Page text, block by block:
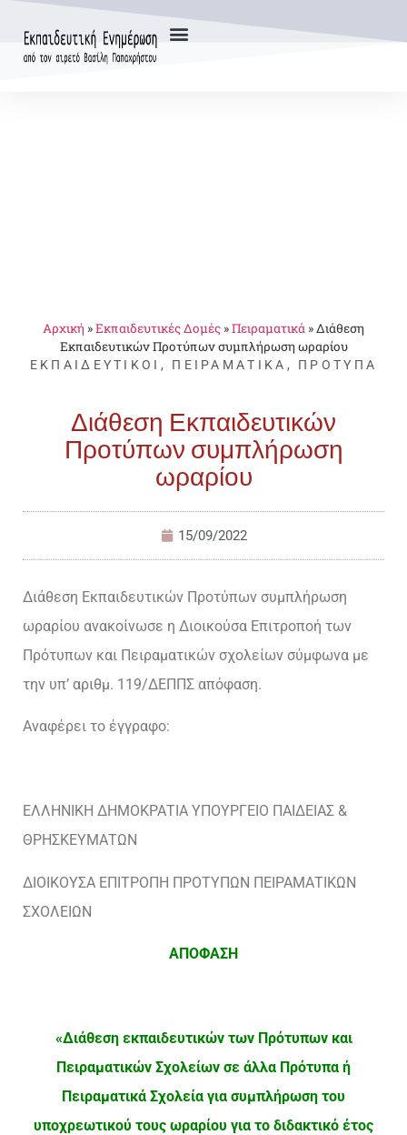
Αρχική »Εκπαιδευτικές Δομές »Πειραματικά »Διάθεση
Εκπαιδευτικών Προτύπων συμπλήρωση ωραρίου
ΕΚΠΑΙΔΕΥΤΙΚΟΊ , ΠΕΙΡΑΜΑΤΙΚΆ , ΠΡΌΤΥΠΑ
Διάθεση Εκπαιδευτικών
Προτύπων συμπλήρωση
ωραρίου
15/09/2022
Διάθεση Εκπαιδευτικών Προτύπων συμπλήρωση
ωραρίου ανακοίνωσε η Διοικούσα Επιτροποή των
Πρότυπων και Πειραματικών σχολείων σύμφωνα με
την υπ’ αριθμ. 119/ΔΕΠΠΣ απόφαση.
Αναφέρει το έγγραφο:
ΕΛΛΗΝΙΚΗ ΔΗΜΟΚΡΑΤΙΑ ΥΠΟΥΡΓΕΙΟ ΠΑΙΔΕΙΑΣ &
ΘΡΗΣΚΕΥΜΑΤΩΝ
ΔΙΟΙΚΟΥΣΑ ΕΠΙΤΡΟΠΗ ΠΡΟΤΥΠΩΝ ΠΕΙΡΑΜΑΤΙΚΩΝ
ΣΧΟΛΕΙΩΝ
ΑΠΟΦΑΣΗ
«Διάθεση εκπαιδευτικών των Πρότυπων και
Πειραματικών Σχολείων σε άλλα Πρότυπα ή
Πειραματικά Σχολεία για συμπλήρωση του
υποχρεωτικού τους ωραρίου για το διδακτικό έτος